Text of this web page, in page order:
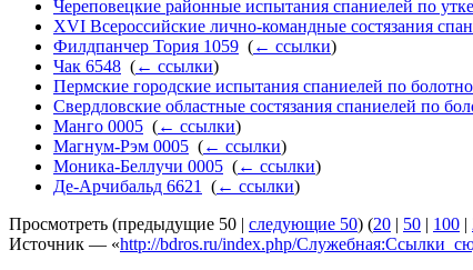
Череповецкие районные испытания спаниелей по
XVI Всероссийские лично-командные состязания
Филдпанчер Тория 1059 (← ссылки)
Чак 6548 (← ссылки)
Пермские городские испытания спаниелей по
Свердловские областные состязания спаниелей по
Манго 0005 (← ссылки)
Магнум-Рэм 0005 (← ссылки)
Моника-Беллучи 0005 (← ссылки)
Де-Арчибальд 6621
(← ссылки)
Просмотреть (предыдущие 50 | следующие 50) (20 | 50 | 100 |
Источник — «http://bdros.ru/index.php/